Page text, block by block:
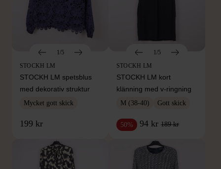
1/5
STOCKH LM
STOCKH LM spetsblus
med dekorativ struktur
Mycket gott skick
199 kr
1/5
STOCKH LM
STOCKH LM kort
klänning med v-ringning
M (38-40) Gott skick
50% 94 kr 189 kr